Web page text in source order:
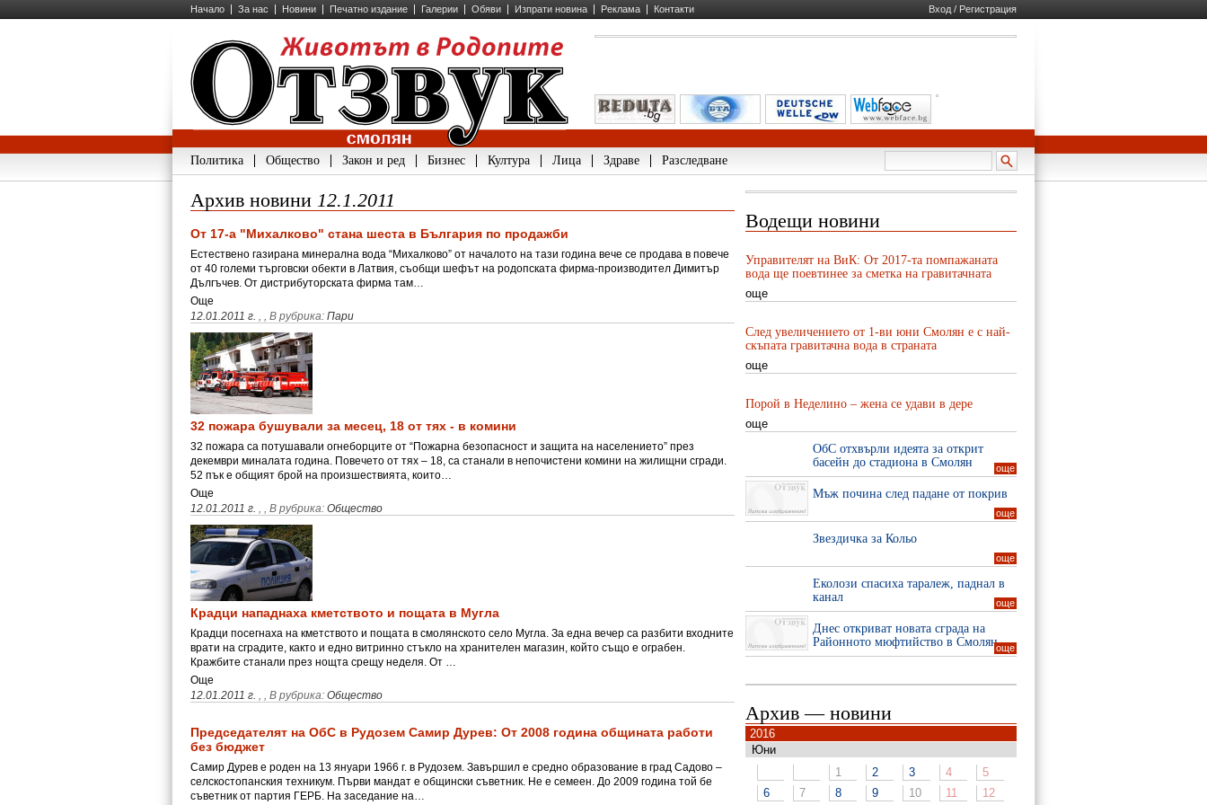
Начало За нас Новини Печатно издание Галерии Обяви Изпрати новина Реклама Контакти Вход / Регистрация
Политика Общество Закон и ред Бизнес Култура Лица Здраве Разследване
Архив новини 12.1.2011
От 17-а "Михалково" стана шеста в България по продажби
Естествено газирана минерална вода “Михалково” от началото на тази година вече се продава в повече
от 40 големи търговски обекти в Латвия, съобщи шефът на родопската фирма-производител Димитър
Дългъчев. От дистрибуторската фирма там…
12.01.2011 г. , , В рубрика: Пари
Още
32 пожара бушували за месец, 18 от тях - в комини
32 пожара са потушавали огнеборците от “Пожарна безопасност и защита на населението” през
декември миналата година. Повечето от тях – 18, са станали в непочистени комини на жилищни сгради.
52 пък е общият брой на произшествията, които…
12.01.2011 г. , , В рубрика: Общество
Още
Крадци нападнаха кметството и пощата в Мугла
Крадци посегнаха на кметството и пощата в смолянското село Мугла. За една вечер са разбити входните
врати на сградите, както и едно витринно стъкло на хранителен магазин, който също е ограбен.
Кражбите станали през нощта срещу неделя. От …
12.01.2011 г. , , В рубрика: Общество
Още
Председателят на ОбС в Рудозем Самир Дурев: От 2008 година общината работи
без бюджет
Самир Дурев е роден на 13 януари 1966 г. в Рудозем. Завършил е средно образование в град Садово –
селскостопанския техникум. Първи мандат е общински съветник. Не е семеен. До 2009 година той бе
съветник от партия ГЕРБ. На заседание на…
Водещи новини
Управителят на ВиК: От 2017-та помпажаната
вода ще поевтинее за сметка на гравитачната
още
След увеличението от 1-ви юни Смолян е с най-
скъпата гравитачна вода в страната
още
Порой в Неделино – жена се удави в дере
още
ОбС отхвърли идеята за открит
басейн до стадиона в Смолян
още
Мъж почина след падане от покрив
още
Звездичка за Кольо
още
Еколози спасиха таралеж, паднал в
канал
още
Днес откриват новата сграда на
Районното мюфтийство в Смоляноще
Архив — новини
2016
Юни
1
2 3 4
5
6
7 8 9 10 11
12